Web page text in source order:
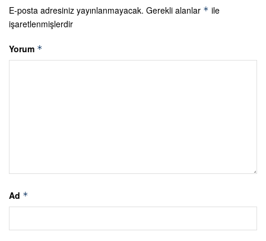
E-posta adresiniz yayınlanmayacak. Gerekli alanlar * ile
işaretlenmişlerdir
Yorum *
Ad *